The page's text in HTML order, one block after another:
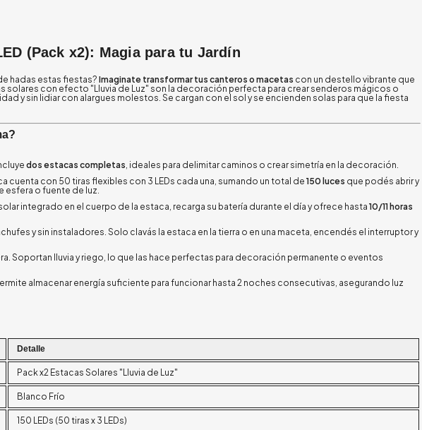
(Pack x2): Magia para tu Jardín
hadas estas fiestas? Imaginate transformar tus canteros o macetas con un destello vibrante que
con efecto "Lluvia de Luz" son la decoración perfecta para crear senderos mágicos o
y sin lidiar con alargues molestos. Se cargan con el sol y se encienden solas para que la fiesta
dos estacas completas, ideales para delimitar caminos o crear simetría en la decoración.
cuenta con 50 tiras flexibles con 3 LEDs cada una, sumando un total de 150 luces que podés abrir y
esfera o fuente de luz.
integrado en el cuerpo de la estaca, recarga su batería durante el día y ofrece hasta 10/11 horas
y sin instaladores. Solo clavás la estaca en la tierra o en una maceta, encendés el interruptor y
Soportan lluvia y riego, lo que las hace perfectas para decoración permanente o eventos
almacenar energía suficiente para funcionar hasta 2 noches consecutivas, asegurando luz
Detalle
Pack x2 Estacas Solares "Lluvia de Luz"
Blanco Frío
150 LEDs (50 tiras x 3 LEDs)